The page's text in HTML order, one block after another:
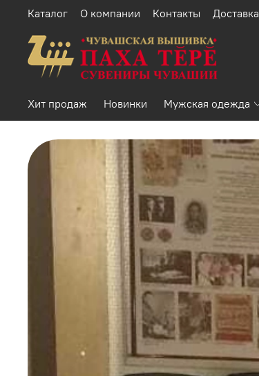
Каталог О компании Контакты Доставка
Хит продаж Новинки Мужская одежда